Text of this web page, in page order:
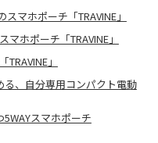
マホポーチ「TRAVINE」
ホポーチ「TRAVINE」
」
、自分専用コンパクト電動
スマホポーチ